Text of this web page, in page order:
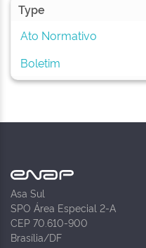
Type
Ato Normativo
Boletim
Asa Sul
SPO Área Especial 2-A
CEP 70.610-900
Brasília/DF